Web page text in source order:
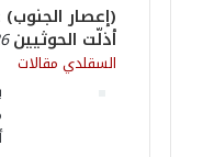
(إعصار الجنوب)
أذلّت الحوثيين26
السقلدي مقالات